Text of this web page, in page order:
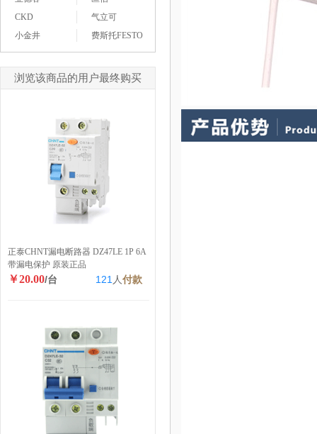
CKD
气立可
小金井
费斯托FESTO
浏览该商品的用户最终购买
正泰CHNT漏电断路器 DZ47LE 1P 6A
带漏电保护 原装正品
￥20.00/台 121 人付款